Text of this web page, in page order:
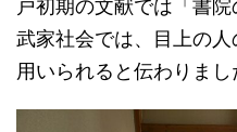
戸初期の文献では「書院
武家社会では、目上の
用いられると伝わりまし